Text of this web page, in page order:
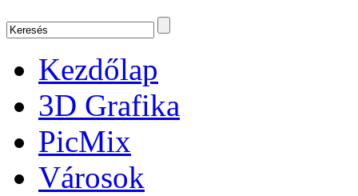
Kezdőlap
3D Grafika
PicMix
Városok